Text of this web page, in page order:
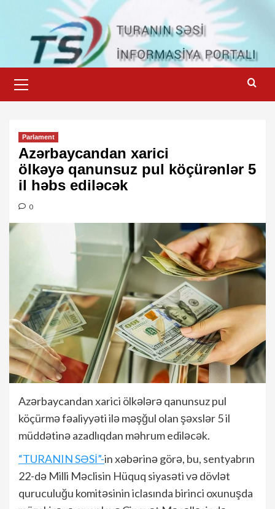
content
Menu
Parlament
Azərbaycandan xarici
ölkəyə qanunsuz pul köçürənlər 5
il həbs ediləcək
0
Azərbaycandan xarici ölkələrə qanunsuz pul
köçürmə fəaliyyəti ilə məşğul olan şəxslər 5 il
müddətinə azadlıqdan məhrum ediləcək.
“TURANIN SƏSİ”-in xəbərinə görə, bu, sentyabrın
22-də Milli Məclisin Hüquq siyasəti və dövlət
quruculuğu komitəsinin iclasında birinci oxunuşda